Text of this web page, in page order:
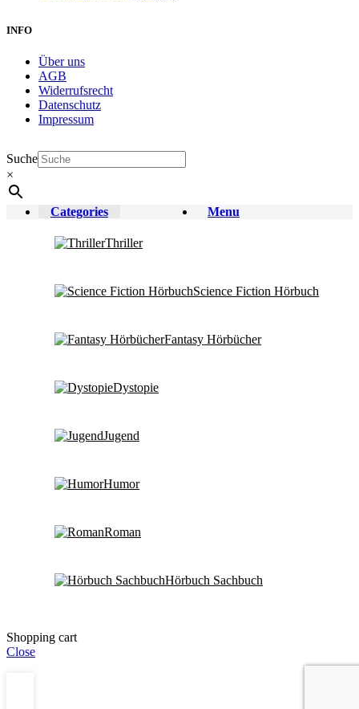
INFO
Über uns
AGB
Widerrufsrecht
Datenschutz
Impressum
Suche
×
Menu
Categories
Thriller
Science Fiction Hörbuch
Fantasy Hörbücher
Dystopie
Jugend
Humor
Roman
Hörbuch Sachbuch
Shopping cart
Close